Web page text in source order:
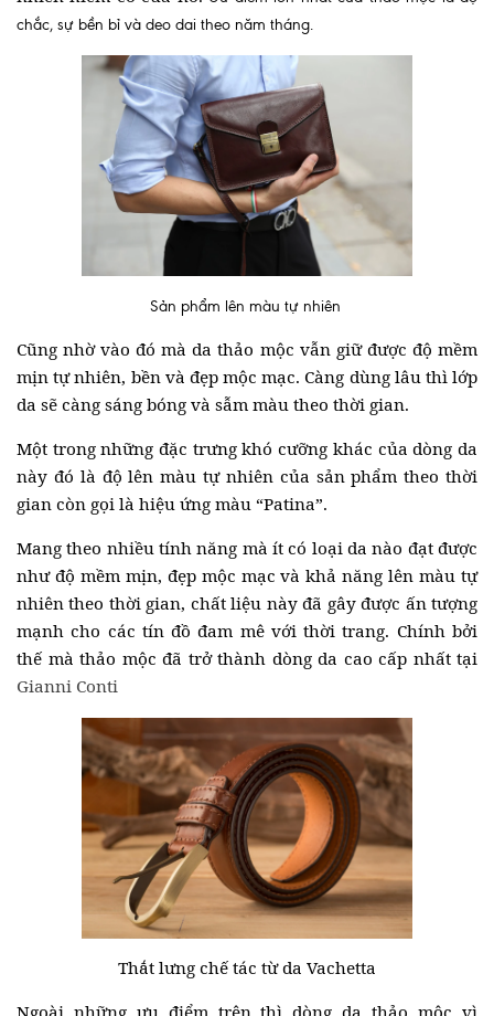
chắc, sự bền bỉ và deo dai theo năm tháng.
Sản phẩm lên màu tự nhiên
Cũng nhờ vào đó mà da thảo mộc vẫn giữ được độ mềm
mịn tự nhiên, bền và đẹp mộc mạc. Càng dùng lâu thì lớp
da sẽ càng sáng bóng và sẫm màu theo thời gian.
Một trong những đặc trưng khó cưỡng khác của dòng da
này đó là độ lên màu tự nhiên của sản phẩm theo thời
gian còn gọi là hiệu ứng màu “Patina”.
Mang theo nhiều tính năng mà ít có loại da nào đạt được
như độ mềm mịn, đẹp mộc mạc và khả năng lên màu tự
nhiên theo thời gian, chất liệu này đã gây được ấn tượng
mạnh cho các tín đồ đam mê với thời trang. Chính bởi
thế mà thảo mộc đã trở thành dòng da cao cấp nhất tại
Gianni Conti
Thắt lưng chế tác từ da Vachetta
Ngoài những ưu điểm trên thì dòng da thảo mộc vì